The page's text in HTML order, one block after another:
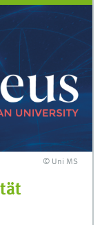
© Uni MS